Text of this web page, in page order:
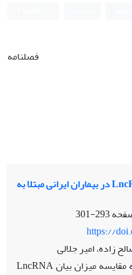
فصلنامه
بررسی میزان بیان LncRNA CRNDE در بیماران ایرانی مبتلا به
293-301
https://
‏زاده، امیر جلالی
هدف از این مطالعه مقایسه میزان بیان LncRNA